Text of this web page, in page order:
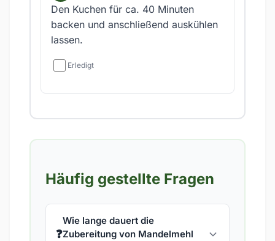
Den Kuchen für ca. 40 Minuten
backen und anschließend auskühlen
lassen.
Erledigt
Häufig gestellte Fragen
❓
Wie lange dauert die
Zubereitung von Mandelmehl